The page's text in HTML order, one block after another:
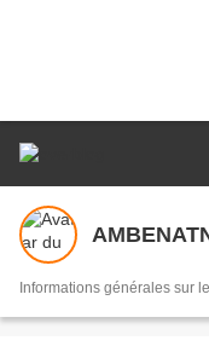
Informations générales sur